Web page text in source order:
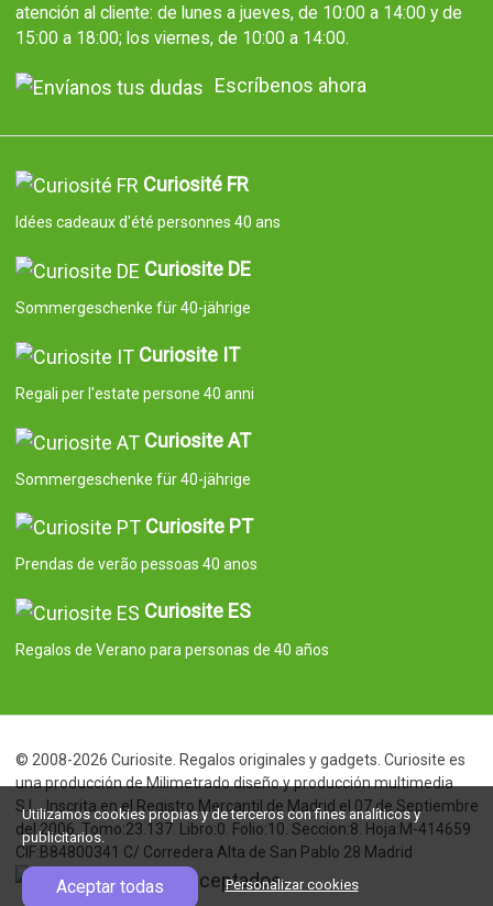
atención al cliente: de lunes a jueves, de 10:00 a 14:00 y de
15:00 a 18:00; los viernes, de 10:00 a 14:00.
Escríbenos ahora
Curiosité FR
Idées cadeaux d'été personnes 40 ans
Curiosite DE
Sommergeschenke für 40-jährige
Curiosite IT
Regali per l'estate persone 40 anni
Curiosite AT
Sommergeschenke für 40-jährige
Curiosite PT
Prendas de verão pessoas 40 anos
Curiosite ES
Regalos de Verano para personas de 40 años
© 2008-2026 Curiosite. Regalos originales y gadgets. Curiosite es
una producción de Milimetrado diseño y producción multimedia
S.L.. Inscrita en el Registro Mercantil de Madrid el 07 de Septiembre
del 2006. Tomo:23.137. Libro:0. Folio:10. Seccion:8. Hoja:M-414659
CIF:B84800341 C/ Corredera Alta de San Pablo 28 Madrid
Utilizamos cookies propias y de terceros con fines analíticos y
publicitarios.
Aceptar todas Personalizar cookies